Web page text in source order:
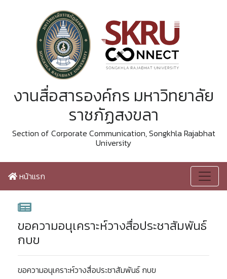
งานสื่อสารองค์กร มหาวิทยาลัย
ราชภัฏสงขลา
Section of Corporate Communication, Songkhla Rajabhat
University
หน้าแรก
ขอความอนุเคราะห์วางสื่อประชาสัมพันธ์
กบข
ขอความอนุเคราะห์วางสื่อประชาสัมพันธ์ กบข